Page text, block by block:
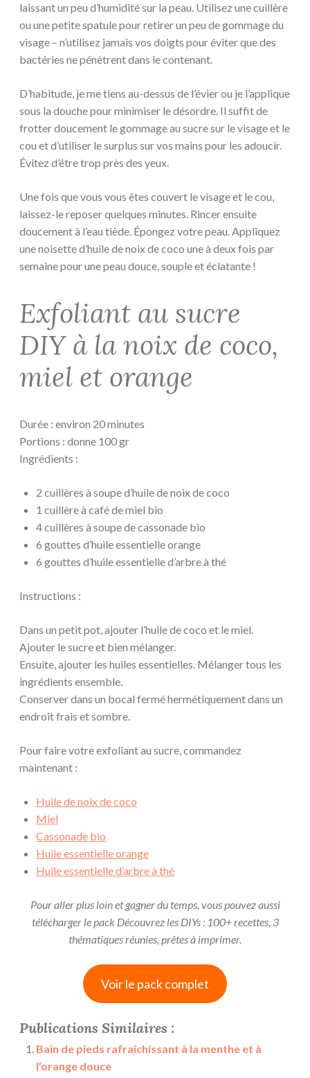
laissant un peu d’humidité sur la peau. Utilisez une cuillère
ou une petite spatule pour retirer un peu de gommage du
visage – n’utilisez jamais vos doigts pour éviter que des
bactéries ne pénètrent dans le contenant.
D’habitude, je me tiens au-dessus de l’évier ou je l’applique
sous la douche pour minimiser le désordre. Il suffit de
frotter doucement le gommage au sucre sur le visage et le
cou et d’utiliser le surplus sur vos mains pour les adoucir.
Évitez d’être trop près des yeux.
Une fois que vous vous êtes couvert le visage et le cou,
laissez-le reposer quelques minutes. Rincer ensuite
doucement à l’eau tiède. Épongez votre peau. Appliquez
une noisette d’huile de noix de coco une à deux fois par
semaine pour une peau douce, souple et éclatante !
Exfoliant au sucre
DIY à la noix de coco,
miel et orange
Durée : environ 20 minutes
Portions : donne 100 gr
Ingrédients :
2 cuillères à soupe d’huile de noix de coco
1 cuillère à café de miel bio
4 cuillères à soupe de cassonade bio
6 gouttes d’huile essentielle orange
6 gouttes d’huile essentielle d’arbre à thé
Instructions :
Dans un petit pot, ajouter l’huile de coco et le miel.
Ajouter le sucre et bien mélanger.
Ensuite, ajouter les huiles essentielles. Mélanger tous les
ingrédients ensemble.
Conserver dans un bocal fermé hermétiquement dans un
endroit frais et sombre.
Pour faire votre exfoliant au sucre, commandez
maintenant :
Huile de noix de coco
Miel
Cassonade bio
Huile essentielle orange
Huile essentielle d’arbre à thé
Pour aller plus loin et gagner du temps, vous pouvez aussi
télécharger le pack Découvrez les DIYs : 100+ recettes, 3
thématiques réunies, prêtes à imprimer.
Voir le pack complet
Publications Similaires :
Bain de pieds rafraîchissant à la menthe et à
l’orange douce